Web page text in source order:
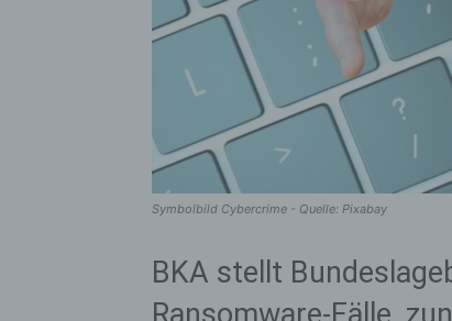
Symbolbild Cybercrime - Quelle: Pixabay
BKA stellt